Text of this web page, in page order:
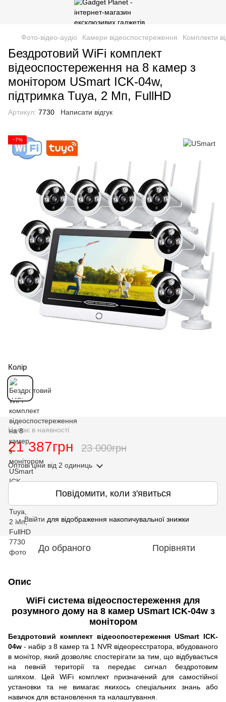
Фото-відео-аудіо Камери відеоспостереження Комплекти
Бездротовий WiFi комплект
відеоспостереження на 8 камер з
монітором USmart ICK-04w,
підтримка Tuya, 2 Мп, FullHD
Артикул: 7730 Написати відгук
−7%
Колір
Немає в наявності
21 387грн 23 000грн
Оптові ціни від 2 одиниць
Повідомити, коли з'явиться
% Ввійти для відображення накопичувальної знижки
До обраного Порівняти
Опис
WiFi система відеоспостереження для
розумного дому на 8 камер USmart ICK-04w з
монітором
Бездротовий комплект відеоспостереження USmart ICK-
04w - набір з 8 камер та 1 NVR відеореєстратора, вбудованого
в монітор, який дозволяє спостерігати за тим, що відбувається
на певній території та передає сигнал бездротовим
шляхом. Цей WiFi комплект призначений для самостійної
установки та не вимагає якихось спеціальних знань або
навичок для встановлення та налаштування.